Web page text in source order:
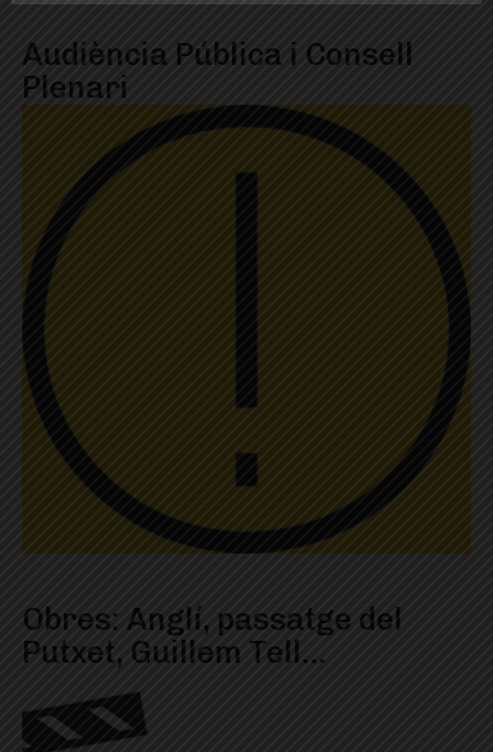
Audiència Pública i Consell
Plenari
Obres: Anglí, passatge del
Putxet, Guillem Tell…